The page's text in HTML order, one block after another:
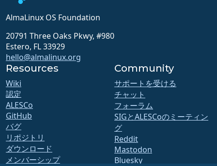
AlmaLinux OS Foundation
20791 Three Oaks Pkwy, #980
Estero, FL 33929
hello@almalinux.org
Resources
Wiki
認定
ALESCo
GitHub
バグ
リポジトリ
ダウンロード
メンバーシップ
Community
サポートを受ける
チャット
フォーラム
SIGとALESCoのミーティン
グ
Reddit
Mastodon
Bluesky